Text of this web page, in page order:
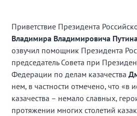
Приветствие Президента
Владимира Владимировича
озвучил помощник Президента
председатель Совета при
Федерации по делам казачества
нем, в частности отмечено, что «в
казачества – немало славных,
протяжении многих столетий